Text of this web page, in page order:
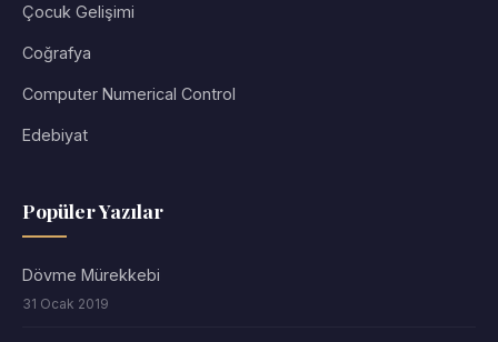
Çocuk Gelişimi
Coğrafya
Computer Numerical Control
Edebiyat
Popüler Yazılar
Dövme Mürekkebi
31 Ocak 2019